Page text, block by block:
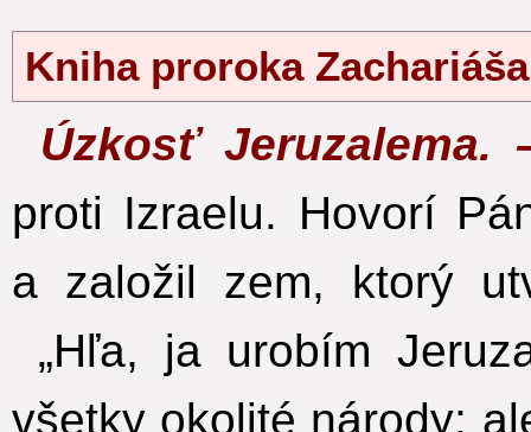
Kniha proroka
Úzkosť Jeruzalema.
proti Izraelu. Hovorí
a založil zem, ktorý
„Hľa, ja urobím
všetky okolité národy;